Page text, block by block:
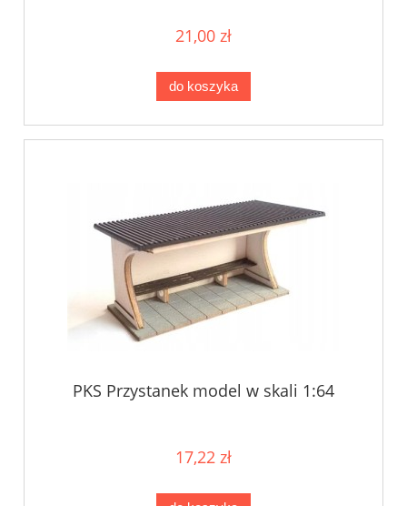
21,00 zł
do koszyka
PKS Przystanek model w skali 1:64
17,22 zł